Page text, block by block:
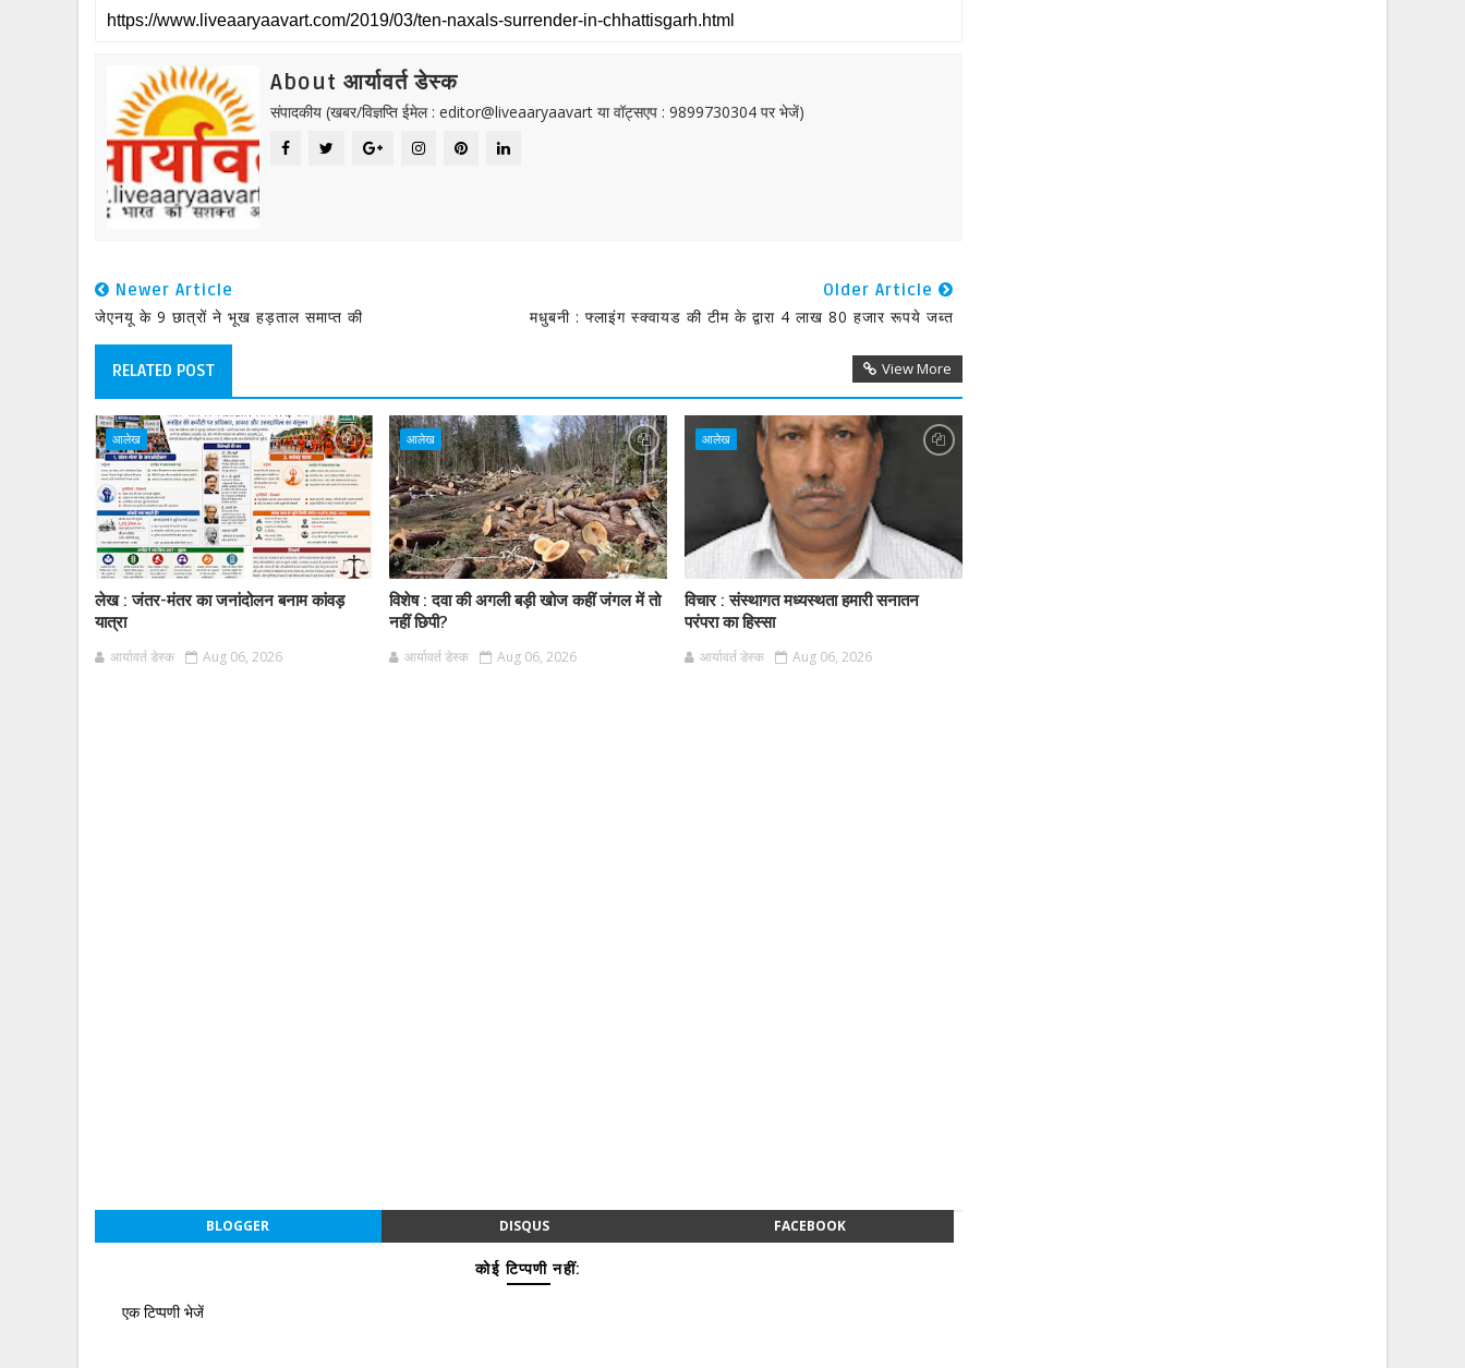
About आर्यावर्त डेस्क
संपादकीय (खबर/विज्ञप्ति ईमेल : editor@liveaaryaavart या वॉट्सएप : 9899730304 पर भेजें)
Newer Article
जेएनयू के 9 छात्रों ने भूख हड़ताल समाप्त की
Older Article
मधुबनी : फ्लाइंग स्क्वायड की टीम के द्वारा 4 लाख 80 हजार रूपये जब्त
RELATED POST View More
आलेख
लेख : जंतर-मंतर का जनांदोलन बनाम कांवड़
यात्रा
आर्यावर्त डेस्क Aug 06, 2026
आलेख
विशेष : दवा की अगली बड़ी खोज कहीं जंगल में तो
नहीं छिपी?
आर्यावर्त डेस्क Aug 06, 2026
आलेख
विचार : संस्थागत मध्यस्थता हमारी सनातन
परंपरा का हिस्सा
आर्यावर्त डेस्क Aug 06, 2026
BLOGGER DISQUS FACEBOOK
कोई टिप्पणी नहीं:
एक टिप्पणी भेजें